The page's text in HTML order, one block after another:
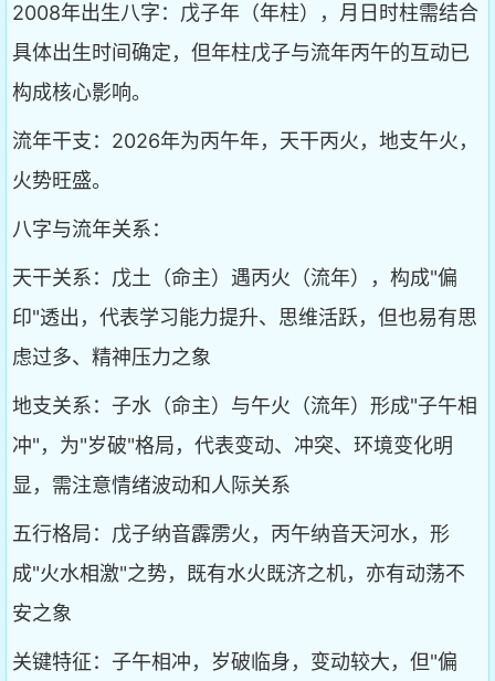
2008年出生八字：戊子年（年柱），月日时柱需结合
具体出生时间确定，但年柱戊子与流年丙午的互动已
构成核心影响。
流年干支：2026年为丙午年，天干丙火，地支午火，
火势旺盛。
八字与流年关系：
天干关系：戊土（命主）遇丙火（流年），构成"偏
印"透出，代表学习能力提升、思维活跃，但也易有思
虑过多、精神压力之象
地支关系：子水（命主）与午火（流年）形成"子午相
冲"，为"岁破"格局，代表变动、冲突、环境变化明
显，需注意情绪波动和人际关系
五行格局：戊子纳音霹雳火，丙午纳音天河水，形
成"火水相激"之势，既有水火既济之机，亦有动荡不
安之象
关键特征：子午相冲，岁破临身，变动较大，但"偏